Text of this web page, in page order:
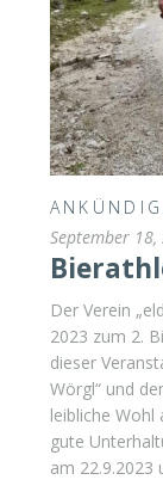
September 18,
Der Verein
2023 zum 2.
dieser
Wörgl“ und
leibliche
gute
am 22.9.2023